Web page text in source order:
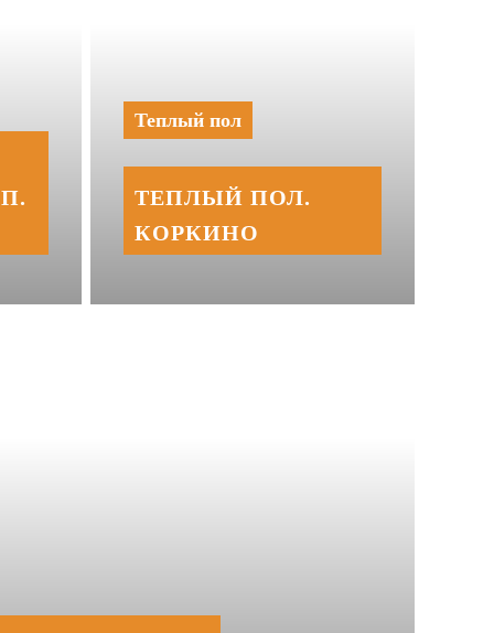
Теплый пол
ТЕПЛЫЙ ПОЛ.
КОРКИНО